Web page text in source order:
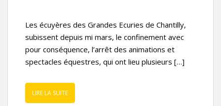
Les écuyères des Grandes Ecuries de Chantilly,
subissent depuis mi mars, le confinement avec
pour conséquence, l’arrêt des animations et
spectacles équestres, qui ont lieu plusieurs […]
LIRE LA SUITE